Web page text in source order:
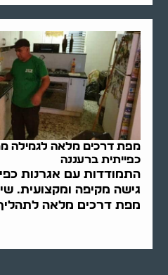
מפת דרכים מלאה לגמילה
כפייתית ברעננה
התמודדות עם אגרנות
גישה מקיפה ומקצועית. שי
מפת דרכים מלאה